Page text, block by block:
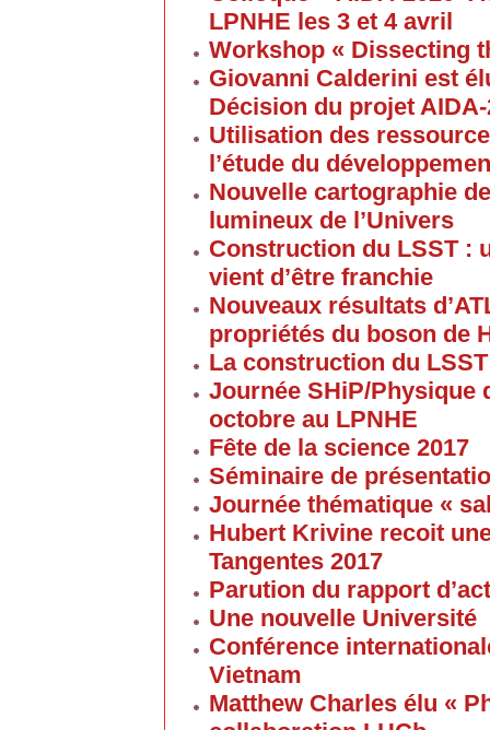
LPNHE les 3 et 4 avril
Workshop « Dissecting
Giovanni Calderini est
Décision du projet AIDA-
Utilisation des
l’étude du
Nouvelle cartographie
lumineux de l’Univers
Construction du LSST :
vient d’être franchie
Nouveaux résultats
propriétés du boson de
La construction du
Journée SHiP/Physique
octobre au LPNHE
Fête de la science 2017
Séminaire de
Journée thématique «
Hubert Krivine recoit
Tangentes 2017
Parution du rapport
Une nouvelle Université
Conférence
Vietnam
Matthew Charles élu «